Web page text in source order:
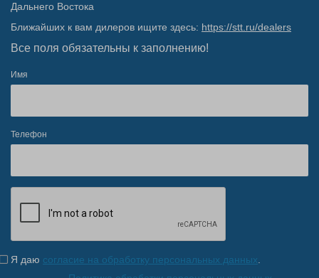
Дальнего Востока
Ближайших к вам дилеров ищите здесь: https://stt.ru/dealers
Все поля обязательны к заполнению!
Имя
Телефон
Я даю согласие на обработку персональных данных